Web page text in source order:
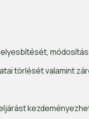
törlését valamint